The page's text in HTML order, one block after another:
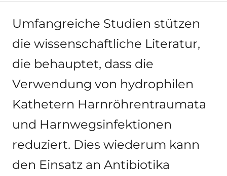
Umfangreiche Studien stützen
die wissenschaftliche Literatur,
die behauptet, dass die
Verwendung von hydrophilen
Kathetern Harnröhrentraumata
und Harnwegsinfektionen
reduziert. Dies wiederum kann
den Einsatz an Antibiotika